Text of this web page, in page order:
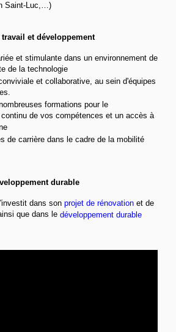
Saint-Luc,…)
et développement
et stimulante dans un environnement de
de la technologie
et collaborative, au sein d'équipes
formations pour le
de vos compétences et un accès à
de carrière dans le cadre de la mobilité
durable
dans son projet de rénovation et de
que dans le développement durable